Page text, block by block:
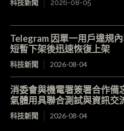
科技新聞 2026-08-05
Telegram 因單一用戶違規
短暫下架後迅速恢復上架
科技新聞 2026-08-04
消委會與機電署簽署合作
氣體用具聯合測試與資訊交
科技新聞 2026-08-04